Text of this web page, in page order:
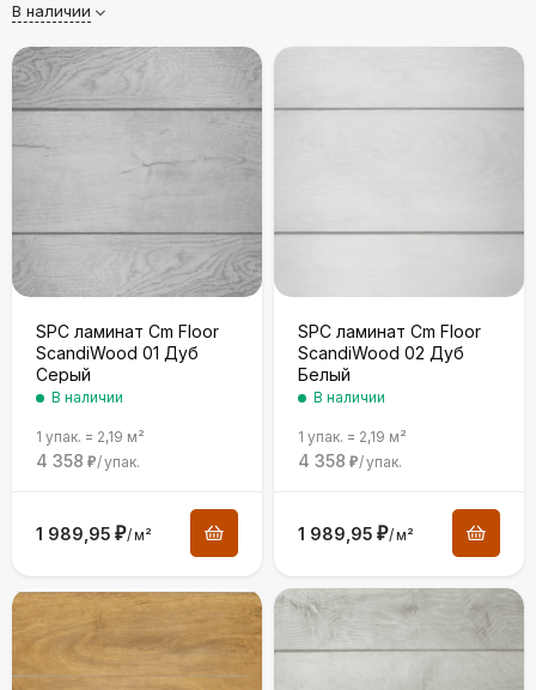
В наличии
SPC ламинат Cm Floor
ScandiWood 01 Дуб
Серый
В наличии
1 упак. = 2,19 м²
4 358 ₽/упак.
1 989,95 ₽/м²
SPC ламинат Cm Floor
ScandiWood 02 Дуб
Белый
В наличии
1 упак. = 2,19 м²
4 358 ₽/упак.
1 989,95 ₽/м²